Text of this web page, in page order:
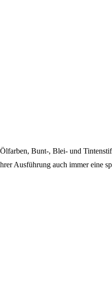
Bunt-, Blei- und
Ausführung auch immer eine